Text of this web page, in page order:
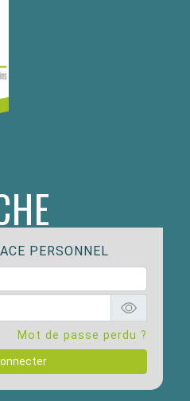
PERSONNEL
Mot de passe perdu ?